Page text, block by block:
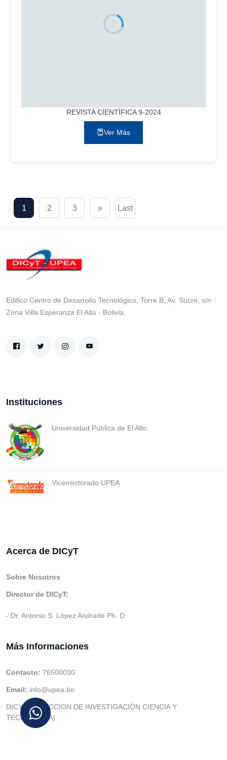
REVISTA CIENTÍFICA 9-2024
Ver Más
1 2 3 » Last
Edifico Centro de Desarrollo Tecnológico, Torre B, Av. Sucre, s/n
Zona Villa Esperanza El Alto - Bolivia
Instituciones
Universidad Pública de El Alto
Vicerrectorado UPEA
Acerca de DICyT
Sobre Nosotros
Director de DICyT:
- Dr. Antonio S. López Andrade Ph. D.
Más Informaciones
Contacto: 76500030
Email: info@upea.bo
DICYT (DIRECCION DE INVESTIGACIÓN CIENCIA Y
TECNOLOGIA)